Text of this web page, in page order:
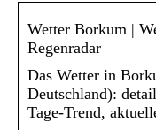
Wetter Borkum |
Regenradar
Das Wetter in
Deutschland):
Tage-Trend,